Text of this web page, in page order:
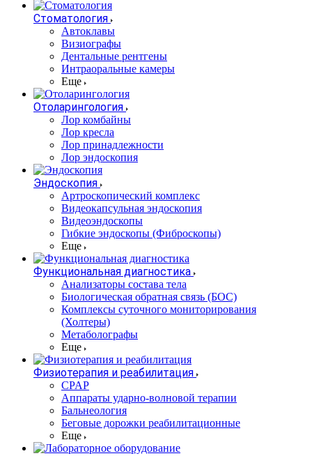
Стоматология
Автоклавы
Визиографы
Дентальные рентгены
Интраоральные камеры
Еще
Отоларингология
Лор комбайны
Лор кресла
Лор принадлежности
Лор эндоскопия
Эндоскопия
Артроскопический комплекс
Видеокапсульная эндоскопия
Видеоэндоскопы
Гибкие эндоскопы (Фиброcкопы)
Еще
Функциональная диагностика
Анализаторы состава тела
Биологическая обратная связь (БОС)
Комплексы суточного мониторирования
(Холтеры)
Метаболографы
Еще
Физиотерапия и реабилитация
CPAP
Аппараты ударно-волновой терапии
Бальнеология
Беговые дорожки реабилитационные
Еще